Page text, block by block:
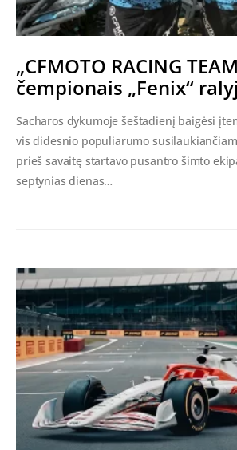
„CFMOTO RACING
čempionais „Fenix“
Sacharos dykumoje šeštadienį baigėsi
vis didesnio populiarumo
prieš savaitę startavo pusantro šimto
septynias dienas…